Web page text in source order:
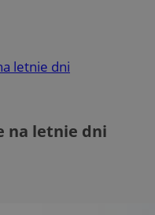
letnie dni
na letnie dni